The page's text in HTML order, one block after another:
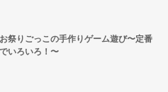
祭りごっこの手作りゲーム遊び〜定番
いろいろ！〜